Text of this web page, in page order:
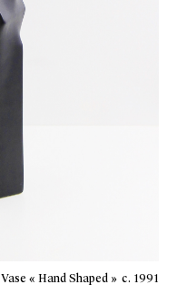
Vase « Hand Shaped » c. 1991